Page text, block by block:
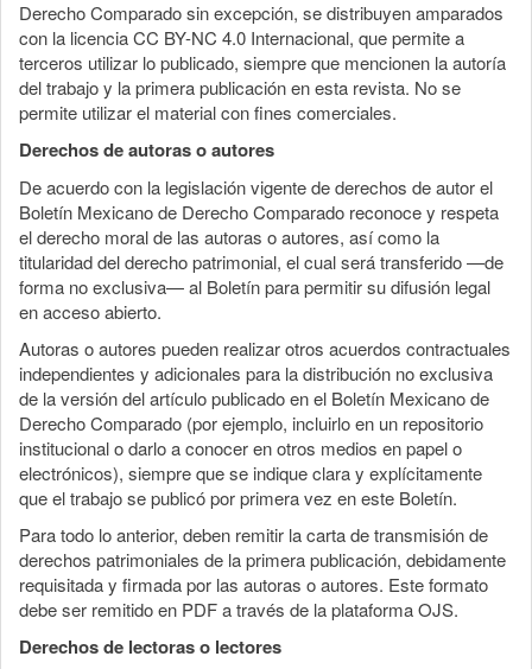
Derecho Comparado sin excepción, se distribuyen amparados
con la licencia CC BY-NC 4.0 Internacional, que permite a
terceros utilizar lo publicado, siempre que mencionen la autoría
del trabajo y la primera publicación en esta revista. No se
permite utilizar el material con fines comerciales.
Derechos de autoras o autores
De acuerdo con la legislación vigente de derechos de autor el
Boletín Mexicano de Derecho Comparado reconoce y respeta
el derecho moral de las autoras o autores, así como la
titularidad del derecho patrimonial, el cual será transferido —de
forma no exclusiva— al Boletín para permitir su difusión legal
en acceso abierto.
Autoras o autores pueden realizar otros acuerdos contractuales
independientes y adicionales para la distribución no exclusiva
de la versión del artículo publicado en el Boletín Mexicano de
Derecho Comparado (por ejemplo, incluirlo en un repositorio
institucional o darlo a conocer en otros medios en papel o
electrónicos), siempre que se indique clara y explícitamente
que el trabajo se publicó por primera vez en este Boletín.
Para todo lo anterior, deben remitir la carta de transmisión de
derechos patrimoniales de la primera publicación, debidamente
requisitada y firmada por las autoras o autores. Este formato
debe ser remitido en PDF a través de la plataforma OJS.
Derechos de lectoras o lectores